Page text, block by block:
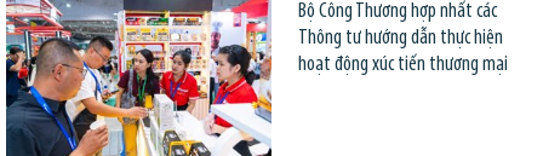
Bộ Công Thương hợp nhất các
Thông tư hướng dẫn thực hiện
hoạt động xúc tiến thương mại